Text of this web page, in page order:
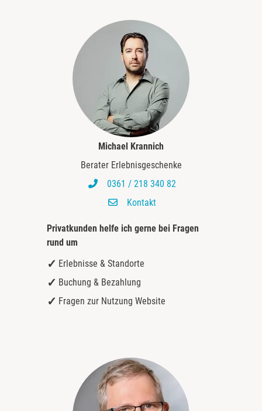
Michael Krannich
Berater Erlebnisgeschenke
0361 / 218 340 82
Kontakt
Privatkunden helfe ich gerne bei Fragen
rund um
Erlebnisse & Standorte
Buchung & Bezahlung
Fragen zur Nutzung Website